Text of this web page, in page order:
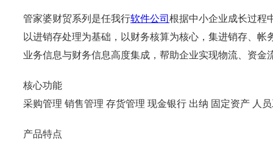
管家婆财贸系列是任我行软件公司根据中小企业成长过程
以进销存处理为基础，以财务核算为核心，集进销存、
业务信息与财务信息高度集成，帮助企业实现物流、资金
核心功能
采购管理 销售管理 存货管理 现金银行 出纳 固定资产 人
产品特点